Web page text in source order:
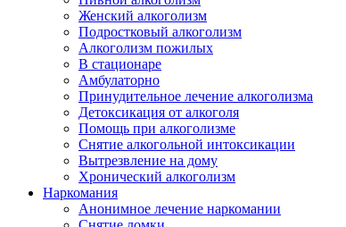
Женский алкоголизм
Подростковый алкоголизм
Алкоголизм пожилых
В стационаре
Амбулаторно
Принудительное лечение алкоголизма
Детоксикация от алкоголя
Помощь при алкоголизме
Снятие алкогольной интоксикации
Вытрезвление на дому
Хронический алкоголизм
Наркомания
Анонимное лечение наркомании